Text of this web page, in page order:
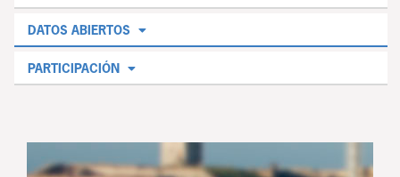
DATOS ABIERTOS
PARTICIPACIÓN